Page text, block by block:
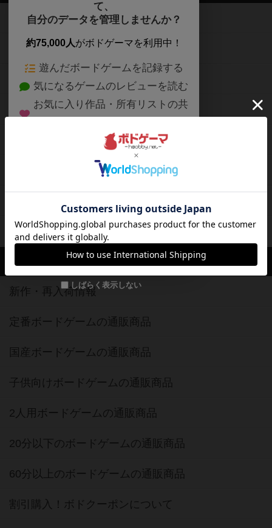
て、
自分のデータを管理しませんか？
約75,000人がボドゲーマを利用中！
遊んだボードゲームを記録する
気になるゲームのレビューを読む
お気に入り作品・所有リストの共
ログイン / 会員登録（10秒）
X
Apple Facebook
メールで会員登録
しばらく表示しない
ボードゲームを検索する
ボードゲームの新着レビュー
ボードゲーム会情報
メカニクス特集
掲示板・トピックス
ボドとも・会員一覧
ボドゲーマご利用案内
ボードゲーム通販
新作・再入荷情報
定番ボードゲームの通販商品
国産ボードゲームの通販商品
子供向けボードゲームの通販商品
2人用ボードゲームの通販商品
20分以下のボードゲームの通販商品
60分以上のボードゲームの通販商品
割引購入！ボドクーポンについて